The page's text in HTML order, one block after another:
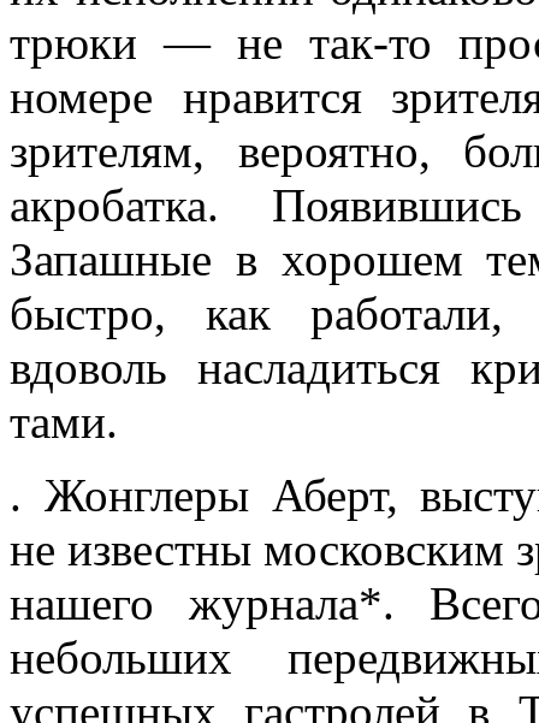
трюки — не так-то
номере нравится
зрителям, вероятно,
акробатка.
Запашные в хорошем
быстро, как работали,
вдоволь насладиться
тами.
. Жонглеры Аберт,
не известны московским
нашего журнала*.
небольших
успешных гастролей в